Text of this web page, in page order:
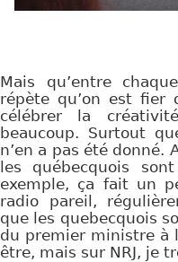
Mais qu’entre
répète qu’on est fier
célébrer la
beaucoup. Surtout
n’en a pas été donné.
les québecquois
exemple, ça fait un
radio pareil,
que les quebecquois
du premier ministre à
être, mais sur NRJ, je